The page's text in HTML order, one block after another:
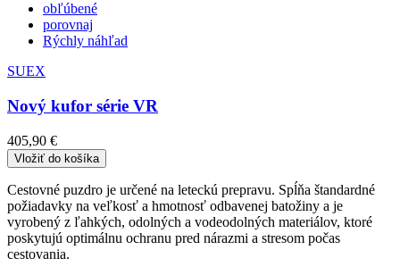
obľúbené
porovnaj
Rýchly náhľad
SUEX
Nový kufor série VR
405,90 €
Vložiť do košíka
Cestovné puzdro je určené na leteckú prepravu. Spĺňa štandardné
požiadavky na veľkosť a hmotnosť odbavenej batožiny a je
vyrobený z ľahkých, odolných a vodeodolných materiálov, ktoré
poskytujú optimálnu ochranu pred nárazmi a stresom počas
cestovania.